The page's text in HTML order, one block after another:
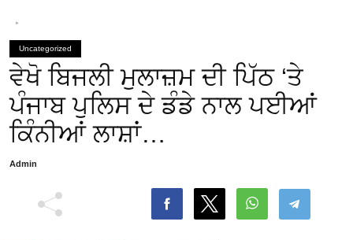
Uncategorized
ਵੇਖੋ ਬਿਜਲੀ ਮੁਲਾਜ਼ਮ ਦੀ ਪਿੱਠ ‘ਤੇ
ਪੰਜਾਬ ਪੁਲਿਸ ਦੇ ਡੰਡੇ ਨਾਲ ਪਈਆਂ
ਕਿੰਨੀਆਂ ਲਾਸ਼ਾਂ…
Admin